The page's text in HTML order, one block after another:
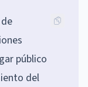
público
del